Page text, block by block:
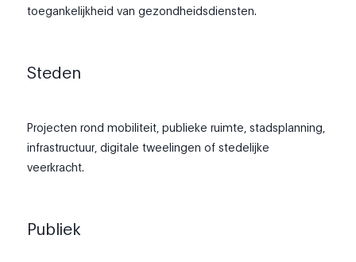
toegankelijkheid van gezondheidsdiensten.
Steden
Projecten rond mobiliteit, publieke ruimte, stadsplanning,
infrastructuur, digitale tweelingen of stedelijke
veerkracht.
Publiek